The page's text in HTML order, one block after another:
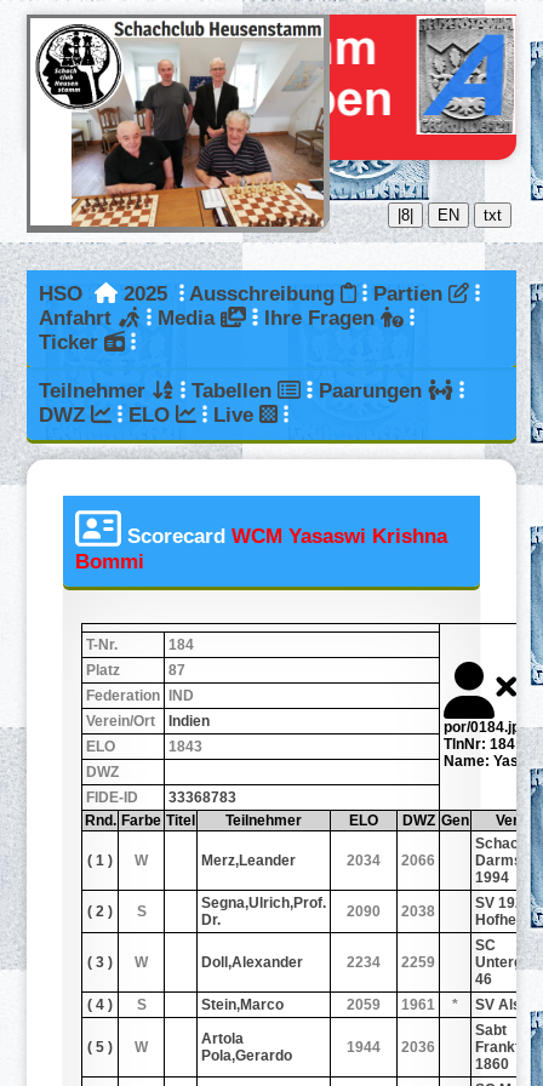
|8| EN txt
HSO 2025 Ausschreibung
Partien
Anfahrt
Media
Ihre Fragen
Ticker
Teilnehmer Tabellen
Paarungen
DWZ
ELO Live
ScorecardWCM Yasaswi Krishna
Bommi
por/0184.jpg
TlnNr: 184
Name:
T-Nr.
184
Platz
87
Federation IND
Verein/Ort
Indien
ELO
1843
DWZ
FIDE-ID
33368783
Rnd. Farbe Titel Teilnehmer ELO DWZ Gen
( 1 ) W Merz,Leander 2034 2066
1994
( 2 )
S
Segna,Ulrich,Prof.
Dr.
2090 2038
SV 1920
Hofheim
( 3 ) W Doll,Alexander 2234 2259
SC
46
( 4 )
S Stein,Marco 2059 1961 * SV
( 5 ) W
Artola
Pola,Gerardo
1944 2036
Sabt
1860